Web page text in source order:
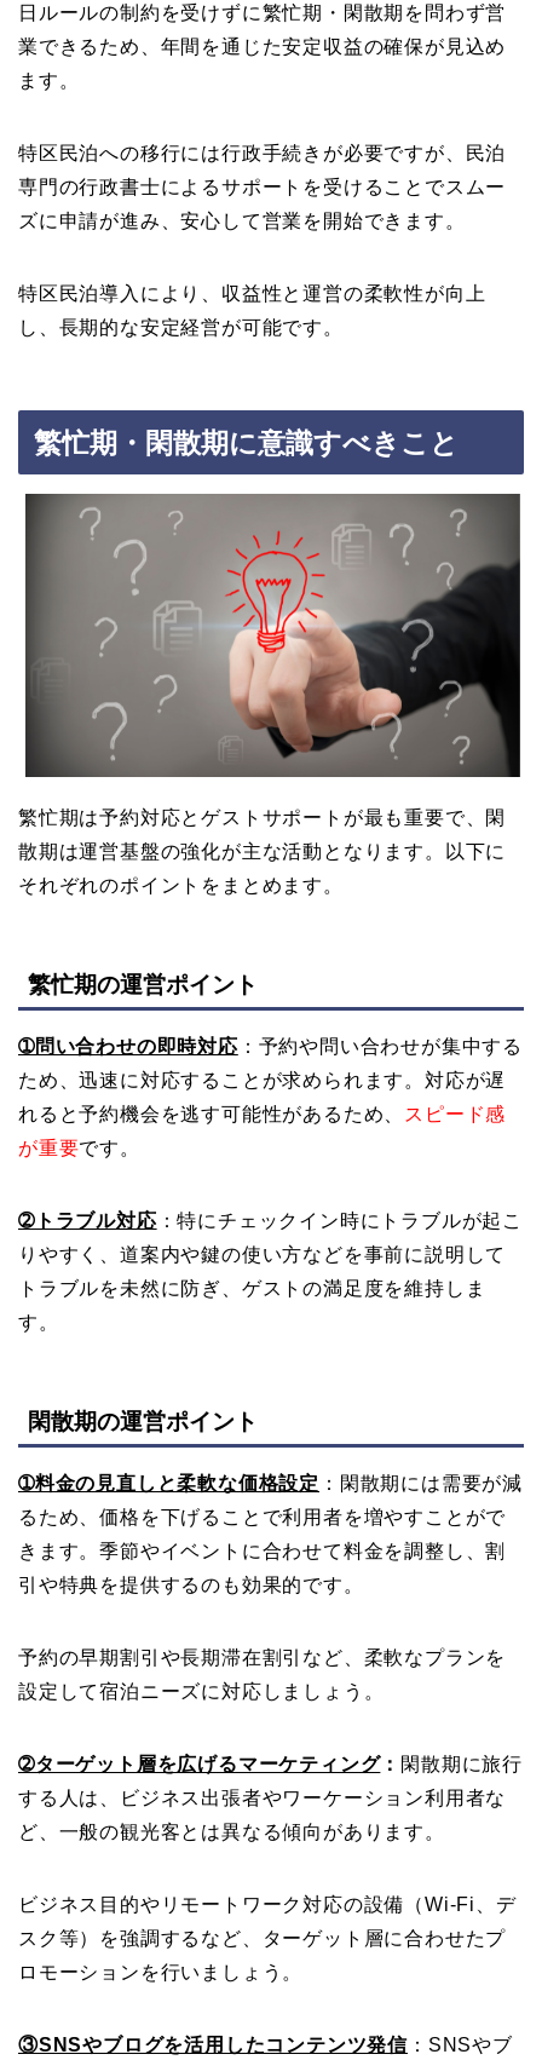
日ルールの制約を受けずに繁忙期・閑散期を問わず営
業できるため、年間を通じた安定収益の確保が見込め
ます。
特区民泊への移行には行政手続きが必要ですが、民泊
専門の行政書士によるサポートを受けることでスムー
ズに申請が進み、安心して営業を開始できます。
特区民泊導入により、収益性と運営の柔軟性が向上
し、長期的な安定経営が可能です。
繁忙期・閑散期に意識すべきこと
繁忙期は予約対応とゲストサポートが最も重要で、閑
散期は運営基盤の強化が主な活動となります。以下に
それぞれのポイントをまとめます。
繁忙期の運営ポイント
➀問い合わせの即時対応 ：予約や問い合わせが集中する
ため、迅速に対応することが求められます。対応が遅
れると予約機会を逃す可能性があるため、
スピード感
が重要です。
➁トラブル対応 ：特にチェックイン時にトラブルが起こ
りやすく、道案内や鍵の使い方などを事前に説明して
トラブルを未然に防ぎ、ゲストの満足度を維持しま
す。
閑散期の運営ポイント
➀料金の見直しと柔軟な価格設定 ：閑散期には需要が減
るため、価格を下げることで利用者を増やすことがで
きます。季節やイベントに合わせて料金を調整し、割
引や特典を提供するのも効果的です。
予約の早期割引や長期滞在割引など、柔軟なプランを
設定して宿泊ニーズに対応しましょう。
➁ターゲット層を広げるマーケティング： 閑散期に旅行
する人は、ビジネス出張者やワーケーション利用者な
ど、一般の観光客とは異なる傾向があります。
ビジネス目的やリモートワーク対応の設備（Wi-Fi、デ
スク等）を強調するなど、ターゲット層に合わせたプ
ロモーションを行いましょう。
③SNSやブログを活用したコンテンツ発信 ：SNSやブ